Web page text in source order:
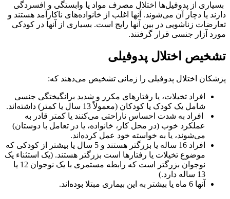
بسیاری از پدوفیل‌ها اختلال مصرف مواد یا وابستگی و افسردگی
دارند یا دچار آن می‌شوند. آنها اغلب از خانواده‌های ناکارآمد هستند و
تعارضات زناشویی در بین آنها رایج است. بسیاری از آنها در کودکی
مورد آزار جنسی قرار گرفتند.
تشخیص اختلال پدوفیلی
پزشکان اختلال پدوفیلی را زمانی تشخیص می‌دهند که:
افراد تخیلات، یا رفتارهای مکرر و شدید برانگیختگی جنسی
شامل یک کودک یا کودکان (معمولاً 13 سال یا کمتر) داشته‌اند.
افراد به شدت احساس ناراحتی می‌کنند یا کمتر قادر به
عملکرد خوب (در محل کار، خانواده، یا در تعامل با دوستان)
می‌شوند، یا به خواسته خود عمل کرده‌اند.
افراد 16 ساله یا بزرگتر هستند و 5 سال یا بیشتر از کودکی که
موضوع تخیلات یا رفتارها است بزرگتر هستند. (یک استثناء یک
نوجوان بزرگتر است که رابطه مستمری با یک نوجوان 12 یا
13 ساله دارد.)
آنها 6 ماه یا بیشتر به این بیماری مبتلا بوده‌اند.